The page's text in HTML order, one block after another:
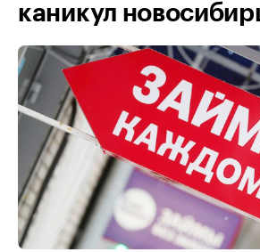
каникул